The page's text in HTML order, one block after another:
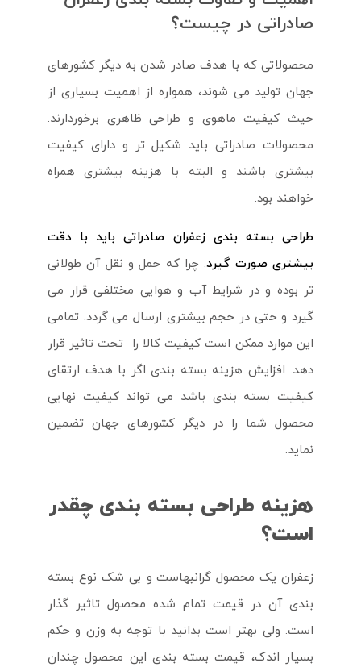
صادراتی در چیست؟
محصولاتی که با هدف صادر شدن به دیگر کشورهای
جهان تولید می شوند، همواره از اهمیت بسیاری از
حیث کیفیت ماهوی و طراحی ظاهری برخوردارند.
محصولات صادراتی باید شکیل تر و دارای کیفیت
بیشتری باشند و البته با هزینه بیشتری همراه
خواهند بود.
طراحی بسته بندی زعفران صادراتی باید با دقت
بیشتری صورت گیرد. چرا که حمل و نقل آن طولانی
تر بوده و در شرایط آب و هوایی مختلفی قرار می
گیرد و حتی در حجم بیشتری ارسال می گردد. تمامی
این موارد ممکن است کیفیت کالا را تحت تاثیر قرار
دهد. افزایش هزینه بسته بندی اگر با هدف ارتقای
کیفیت بسته بندی باشد می تواند کیفیت نهایی
محصول شما را در دیگر کشورهای جهان تضمین
نماید.
هزینه طراحی بسته بندی چقدر
است؟
زعفران یک محصول گرانبهاست و بی شک نوع بسته
بندی آن در قیمت تمام شده محصول تاثیر گذار
است. ولی بهتر است بدانید با توجه به وزن و حکم
بسیار اندک، قیمت بسته بندی این محصول چندان